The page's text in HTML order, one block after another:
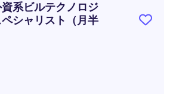
資系ビルテクノロジ
シャリスト（月半